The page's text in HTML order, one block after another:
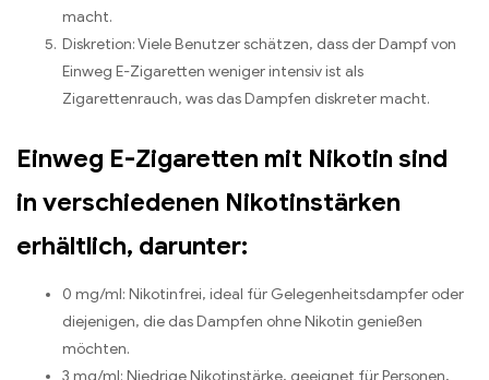
macht.
Diskretion: Viele Benutzer schätzen, dass der Dampf von
Einweg E-Zigaretten weniger intensiv ist als
Zigarettenrauch, was das Dampfen diskreter macht.
Einweg E-Zigaretten mit Nikotin sind
in verschiedenen Nikotinstärken
erhältlich, darunter:
0 mg/ml: Nikotinfrei, ideal für Gelegenheitsdampfer oder
diejenigen, die das Dampfen ohne Nikotin genießen
möchten.